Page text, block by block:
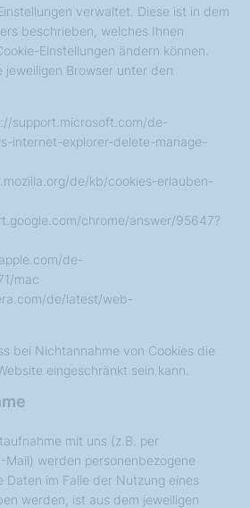
verwaltet. Diese ist in dem
beschrieben, welches Ihnen
Einstellungen ändern können.
jeweiligen Browser unter den
support.microsoft.com/de-
internet-explorer-delete-manage-
de/kb/cookies-erlauben-
chrome/answer/95647?
de-
mac
de/latest/web-
bei Nichtannahme von Cookies die
eingeschränkt sein kann.
mit uns (z.B. per
Mail) werden personenbezogene
Daten im Falle der Nutzung eines
werden, ist aus dem jeweiligen